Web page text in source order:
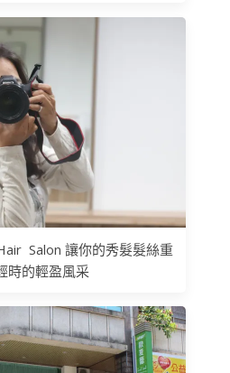
Salon 讓你的秀髮髮絲重
時的輕盈風采